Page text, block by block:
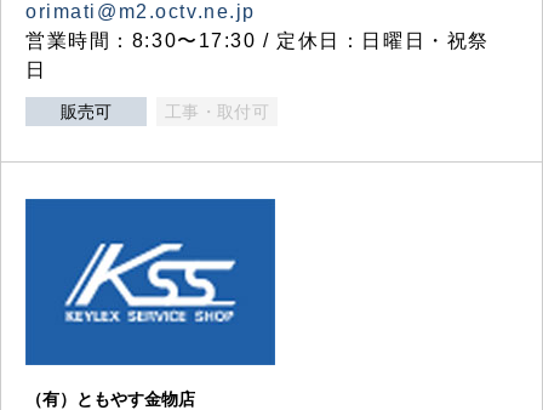
orimati@m2.octv.ne.jp
営業時間：8:30〜17:30 / 定休日：日曜日・祝祭
日
販売可 工事・取付可
（有）ともやす金物店